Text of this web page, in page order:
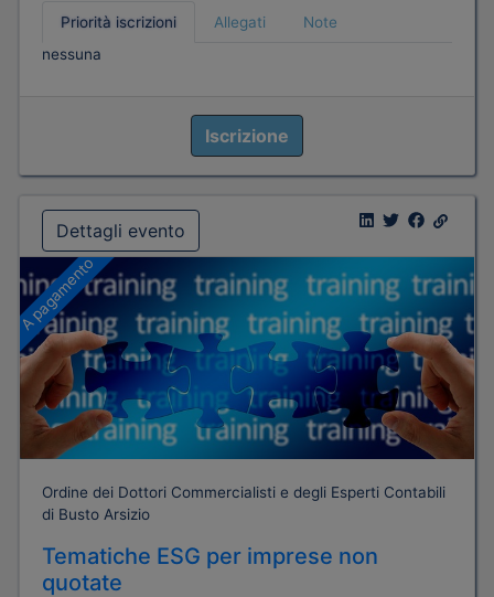
Priorità iscrizioni Allegati
Note
nessuna
Iscrizione
Dettagli evento
A pagamento
Ordine dei Dottori Commercialisti e degli Esperti Contabili
di Busto Arsizio
Tematiche ESG per imprese non
quotate